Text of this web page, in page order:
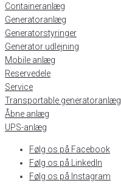
Containeranlæg
Generatoranlæg
Generatorstyringer
Generator udlejning
Mobile anlæg
Reservedele
Service
Transportable generatoranlæg
Åbne anlæg
UPS-anlæg
Følg os på Facebook
Følg os på LinkedIn
Følg os på Instagram